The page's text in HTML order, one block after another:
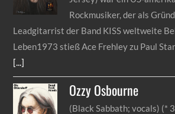
Rockmusiker, der als
Leadgitarrist der Band KISS weltweite
Leben1973 stieß Ace Frehley zu Paul
[...]
OzzyOsbourne
(Black Sabbath; vocals) (*